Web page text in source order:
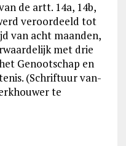
de artt. 14a, 14b,
veroordeeld tot
van acht maanden,
met drie
Genootschap en
(Schriftuur van-
te